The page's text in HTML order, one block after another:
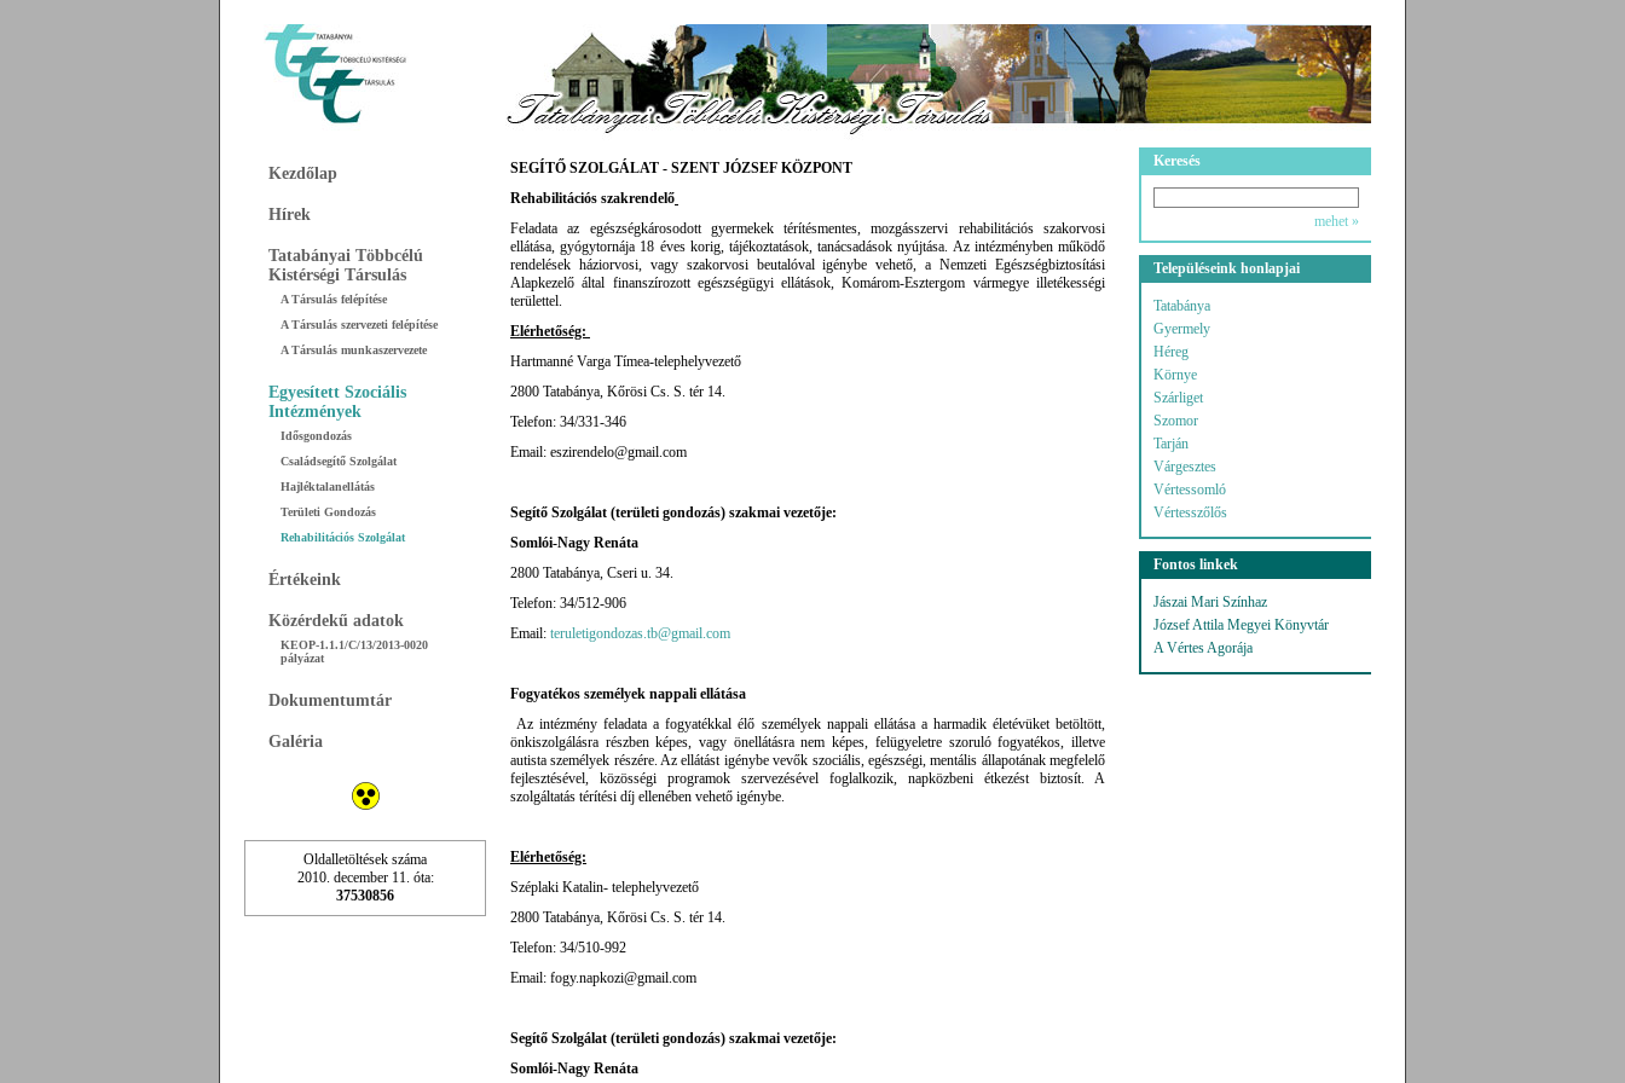
Kezdőlap
Hírek
Tatabányai Többcélú
Kistérségi Társulás
A Társulás felépítése
A Társulás szervezeti felépítése
A Társulás munkaszervezete
Egyesített Szociális
Intézmények
Idősgondozás
Családsegítő Szolgálat
Hajléktalanellátás
Területi Gondozás
Rehabilitációs Szolgálat
Értékeink
Közérdekű adatok
KEOP-1.1.1/C/13/2013-0020
pályázat
Dokumentumtár
Galéria
Oldalletöltések száma
2010. december 11. óta:
37530856
SEGÍTŐ SZOLGÁLAT - SZENT JÓZSEF KÖZPONT
Rehabilitációs szakrendelő
Feladata az egészségkárosodott gyermekek térítésmentes, mozgásszervi rehabilitációs szakorvosi
ellátása, gyógytornája 18 éves korig, tájékoztatások, tanácsadások nyújtása. Az intézményben működő
rendelések háziorvosi, vagy szakorvosi beutalóval igénybe vehető, a Nemzeti Egészségbiztosítási
Alapkezelő által finanszírozott egészségügyi ellátások, Komárom-Esztergom vármegye illetékességi
területtel.
Elérhetőség:
Hartmanné Varga Tímea-telephelyvezető
2800 Tatabánya, Kőrösi Cs. S. tér 14.
Telefon: 34/331-346
Email: eszirendelo@gmail.com
Segítő Szolgálat (területi gondozás) szakmai vezetője:
Somlói-Nagy Renáta
2800 Tatabánya, Cseri u. 34.
Telefon: 34/512-906
Email: teruletigondozas.tb@gmail.com
Fogyatékos személyek nappali ellátása
Az intézmény feladata a fogyatékkal élő személyek nappali ellátása a harmadik életévüket betöltött,
önkiszolgálásra részben képes, vagy önellátásra nem képes, felügyeletre szoruló fogyatékos, illetve
autista személyek részére. Az ellátást igénybe vevők szociális, egészségi, mentális állapotának megfelelő
fejlesztésével, közösségi programok szervezésével foglalkozik, napközbeni étkezést biztosít. A
szolgáltatás térítési díj ellenében vehető igénybe.
Elérhetőség:
Széplaki Katalin- telephelyvezető
2800 Tatabánya, Kőrösi Cs. S. tér 14.
Telefon: 34/510-992
Email: fogy.napkozi@gmail.com
Segítő Szolgálat (területi gondozás) szakmai vezetője:
Somlói-Nagy Renáta
Keresés
mehet »
Településeink honlapjai
Tatabánya
Gyermely
Héreg
Környe
Szárliget
Szomor
Tarján
Várgesztes
Vértessomló
Vértesszőlős
Fontos linkek
Jászai Mari Színhaz
József Attila Megyei Könyvtár
A Vértes Agorája